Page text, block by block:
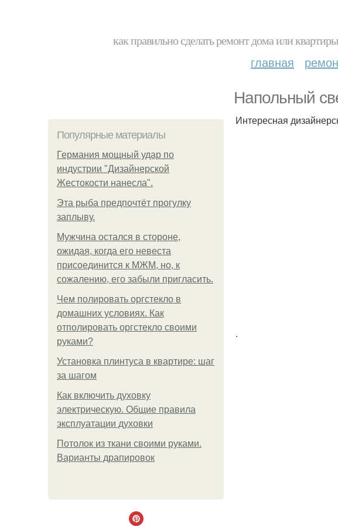
как правильно сделать ремонт дома или
главная
Напольный
Популярные материалы
Германия мощный удар по
индустрии "Дизайнерской
Жестокости нанесла".
Эта рыба предпочтёт прогулку
заплыву.
Мужчина остался в стороне,
ожидая, когда его невеста
присоединится к МЖМ, но, к
сожалению, его забыли пригласить.
Чем полировать оргстекло в
домашних условиях. Как
отполировать оргстекло своими
руками?
Установка плинтуса в квартире: шаг
за шагом
Как включить духовку
электрическую. Общие правила
эксплуатации духовки
Потолок из ткани своими руками.
Варианты драпировок
Интересная
.